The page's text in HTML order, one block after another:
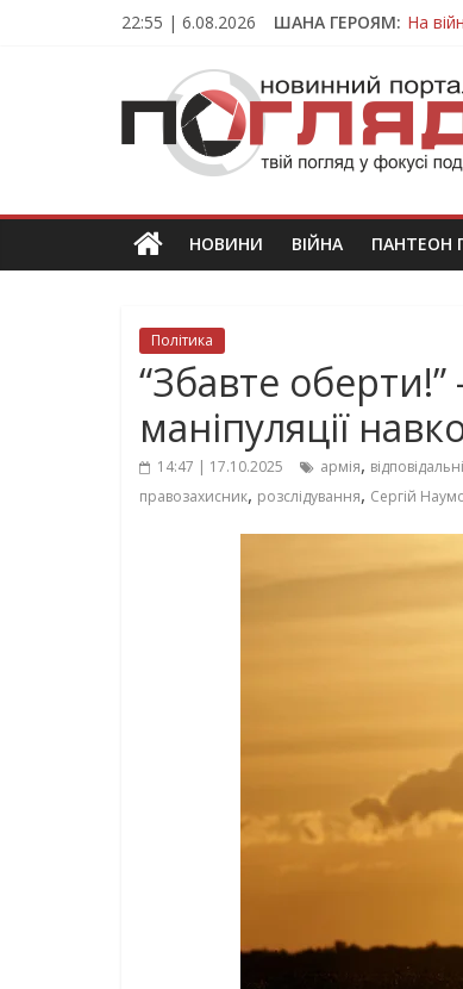
22:55 | 6.08.2026 ШАНА ГЕРОЯМ: На
ПОГЛЯД
Новини
Тернополя.
новини
та
НОВИНИ ВІЙНА ПАНТЕОН
Політика
“Збавте
маніпуляції
14:47 | 17.10.2025 армія,
правозахисник, розслідування, Сергій